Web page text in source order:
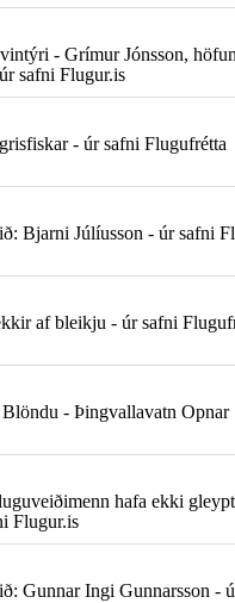
- Grímur Jónsson,
safni Flugur.is
- úr safni Flugufrétta
Bjarni Júlíusson - úr safni
af bleikju - úr safni
- Þingvallavatn Opnar
hafa ekki
Flugur.is
Gunnar Ingi Gunnarsson -